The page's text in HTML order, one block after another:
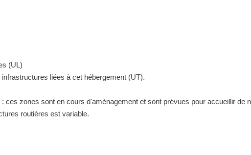
(UL)
liées à cet hébergement (UT).
ces zones sont en cours d'aménagement et sont prévues pour accueillir de
routières est variable.